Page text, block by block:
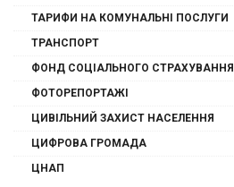
ТАРИФИ НА КОМУНАЛЬНІ ПОСЛУГИ
ТРАНСПОРТ
ФОНД СОЦІАЛЬНОГО СТРАХУВАННЯ
ФОТОРЕПОРТАЖІ
ЦИВІЛЬНИЙ ЗАХИСТ НАСЕЛЕННЯ
ЦИФРОВА ГРОМАДА
ЦНАП